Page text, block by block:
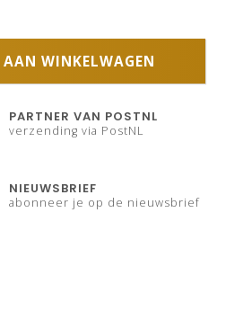
AAN WINKELWAGEN
PARTNER VAN POSTNL
verzending via PostNL
NIEUWSBRIEF
abonneer je op de nieuwsbrief